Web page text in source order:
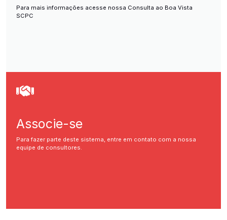
Para mais informações acesse nossa Consulta ao Boa Vista
SCPC
Associe-se
Para fazer parte deste sistema, entre em contato com a nossa
equipe de consultores.